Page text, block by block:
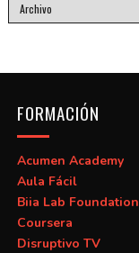
FORMACIÓN
Acumen Academy
Aula Fácil
Biia Lab Foundation
Coursera
Disruptivo TV